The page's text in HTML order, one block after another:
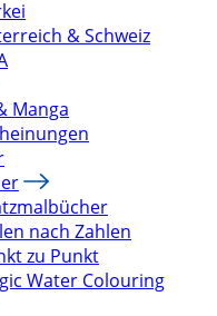
& Schweiz
Manga
nach Zahlen
zu Punkt
Water Colouring